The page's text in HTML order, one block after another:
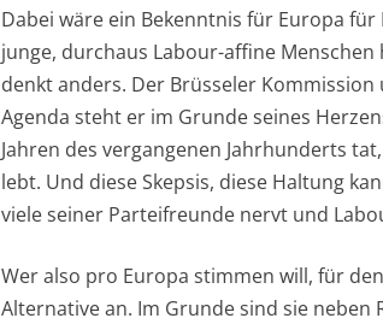
Dabei wäre ein Bekenntnis für Europa
junge, durchaus Labour-affine
denkt anders. Der Brüsseler
Agenda steht er im Grunde seines
Jahren des vergangenen Jahrhunderts
lebt. Und diese Skepsis, diese Haltung
viele seiner Parteifreunde nervt und
Wer also pro Europa stimmen will, für
Alternative an. Im Grunde sind sie